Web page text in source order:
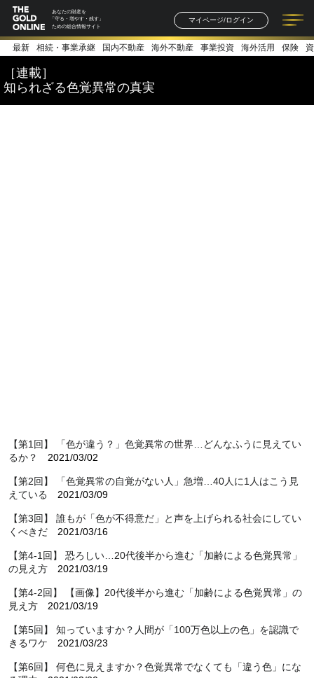
あなたの財産を
「守る・増やす・残す」
ための総合情報サイト
マイページ/ログイン
記事一覧 連載一覧
著者一覧 書籍一覧
最新 相続・事業承継 国内不動産 海外不動産 事業投資 海外活用 保険
［連載］
知られざる色覚異常の真実
【第1回】 「色が違う？」色覚異常の世界…どんなふうに見えてい
るか？
2021/03/02
【第2回】 「色覚異常の自覚がない人」急増…40人に1人はこう見
えている
2021/03/09
【第3回】 誰もが「色が不得意だ」と声を上げられる社会にしてい
くべきだ 2021/03/16
【第4-1回】 恐ろしい…20代後半から進む「加齢による色覚異常」
の見え方 2021/03/19
【第4-2回】 【画像】20代後半から進む「加齢による色覚異常」の
見え方 2021/03/19
【第5回】 知っていますか？人間が「100万色以上の色」を認識で
きるワケ 2021/03/23
【第6回】 何色に見えますか？色覚異常でなくても「違う色」にな